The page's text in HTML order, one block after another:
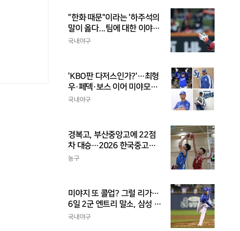
"한화 때문"이라는 '하주석의
말이 옳다...팀에 대한 이야
기, 끝까지 안 하는 게 도리
국내야구
'KBO판 다저스인가?'…최형
우·페덱·보스 이어 미야모리
까지, 삼성의 '스펙 만렙' 승부
국내야구
경복고, 부산중앙고에 22점
차 대승…2026 한국중고농
구 주말리그 왕중왕전 첫 승
농구
미야지 또 콜업? 그럴 리가…
6일 2군 엔트리 말소, 삼성 새
아시아쿼터 찾았나
국내야구